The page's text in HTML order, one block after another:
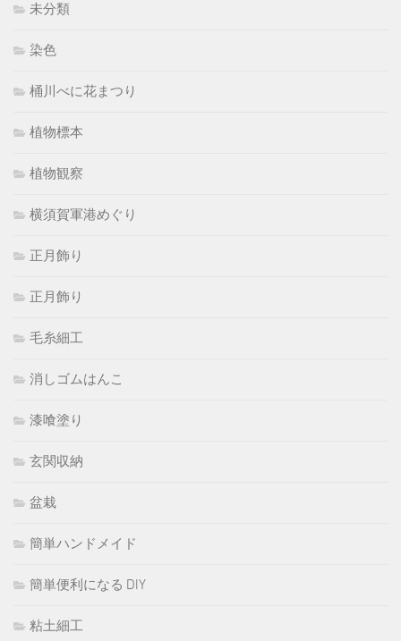
未分類
染色
桶川べに花まつり
植物標本
植物観察
横須賀軍港めぐり
正月飾り
正月飾り
毛糸細工
消しゴムはんこ
漆喰塗り
玄関収納
盆栽
簡単ハンドメイド
簡単便利になる DIY
粘土細工